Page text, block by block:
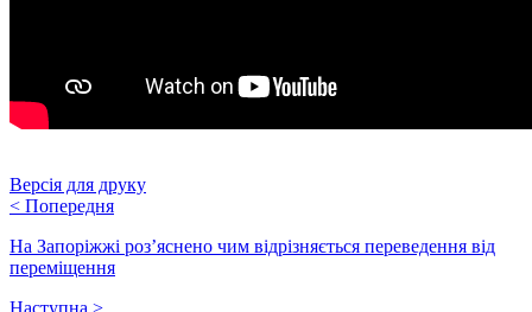
Версія для друку
< Попередня
На Запоріжжі роз’яснено чим відрізняється переведення від
переміщення
Наступна >